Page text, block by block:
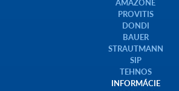
PROVITIS
DONDI
BAUER
STRAUTMANN
SIP
TEHNOS
INFORMÁCIE